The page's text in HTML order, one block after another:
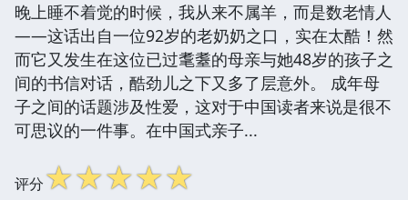
晚上睡不着觉的时候，我从来不属羊，而是数老情人
——这话出自一位92岁的老奶奶之口，实在太酷！然
而它又发生在这位已过耄耋的母亲与她48岁的孩子之
间的书信对话，酷劲儿之下又多了层意外。 成年母
子之间的话题涉及性爱，这对于中国读者来说是很不
可思议的一件事。在中国式亲子...
评分☆☆☆☆☆